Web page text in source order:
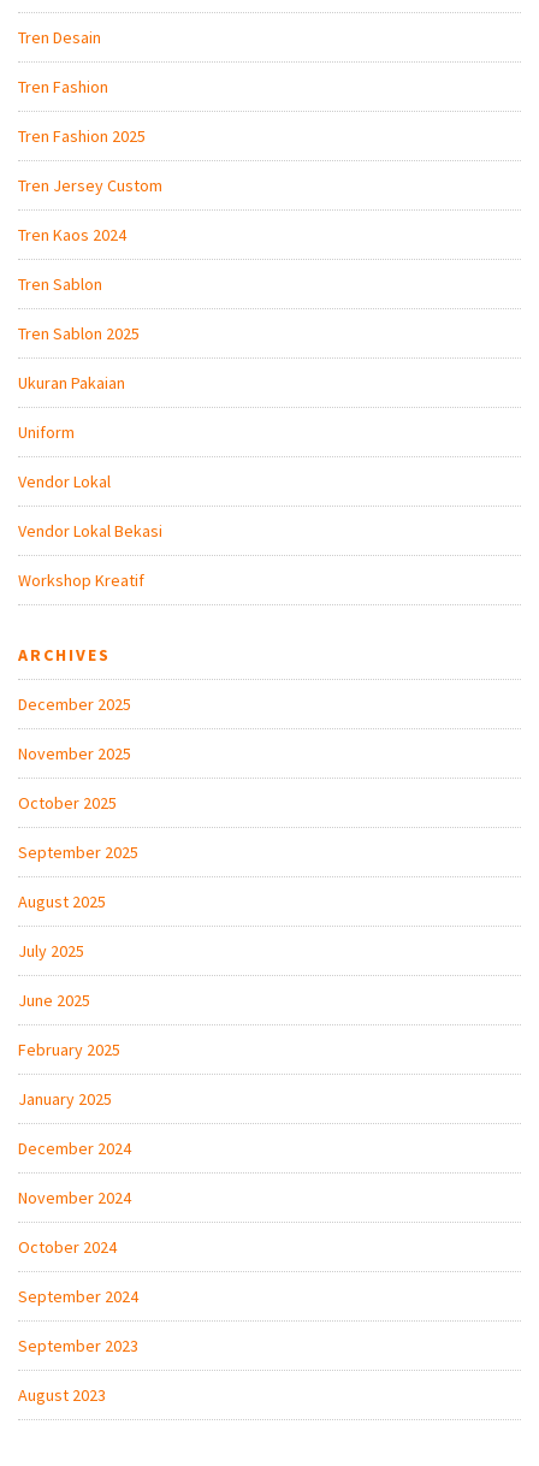
Tren Desain
Tren Fashion
Tren Fashion 2025
Tren Jersey Custom
Tren Kaos 2024
Tren Sablon
Tren Sablon 2025
Ukuran Pakaian
Uniform
Vendor Lokal
Vendor Lokal Bekasi
Workshop Kreatif
ARCHIVES
December 2025
November 2025
October 2025
September 2025
August 2025
July 2025
June 2025
February 2025
January 2025
December 2024
November 2024
October 2024
September 2024
September 2023
August 2023